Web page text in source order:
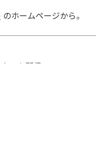
のホームページから。
ーを配信